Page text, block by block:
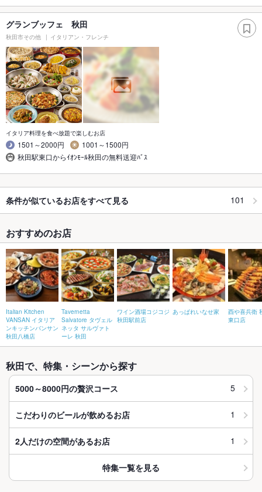
グランブッフェ 秋田
秋田市その他 イタリアン・フレンチ
イタリア料理を食べ放題で楽しむお店
1501～2000円
1001～1500円
秋田駅東口からｲｵﾝﾓｰﾙ秋田の無料送迎ﾊﾞｽ
条件が似ているお店をすべて見る 101
おすすめのお店
Italian Kitchen
VANSAN イタリア
ンキッチンバンサン
秋田八橋店
Tavernetta
Salvatore タヴェル
ネッタ サルヴァト
ーレ 秋田
ワイン酒場コジコジ
秋田駅前店
あっぱれいなせ家
酉や喜兵衛
東口店
秋田で、特集・シーンから探す
5000～8000円の贅沢コース 5
こだわりのビールが飲めるお店 1
2人だけの空間があるお店 1
特集一覧を見る